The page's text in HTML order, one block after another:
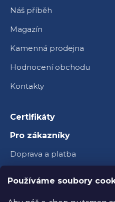
Používáme soubory
Náš příběh
Magazín
Kamenná prodejna
Hodnocení obchodu
Kontakty
Certifikáty
Pro zákazníky
Doprava a platba